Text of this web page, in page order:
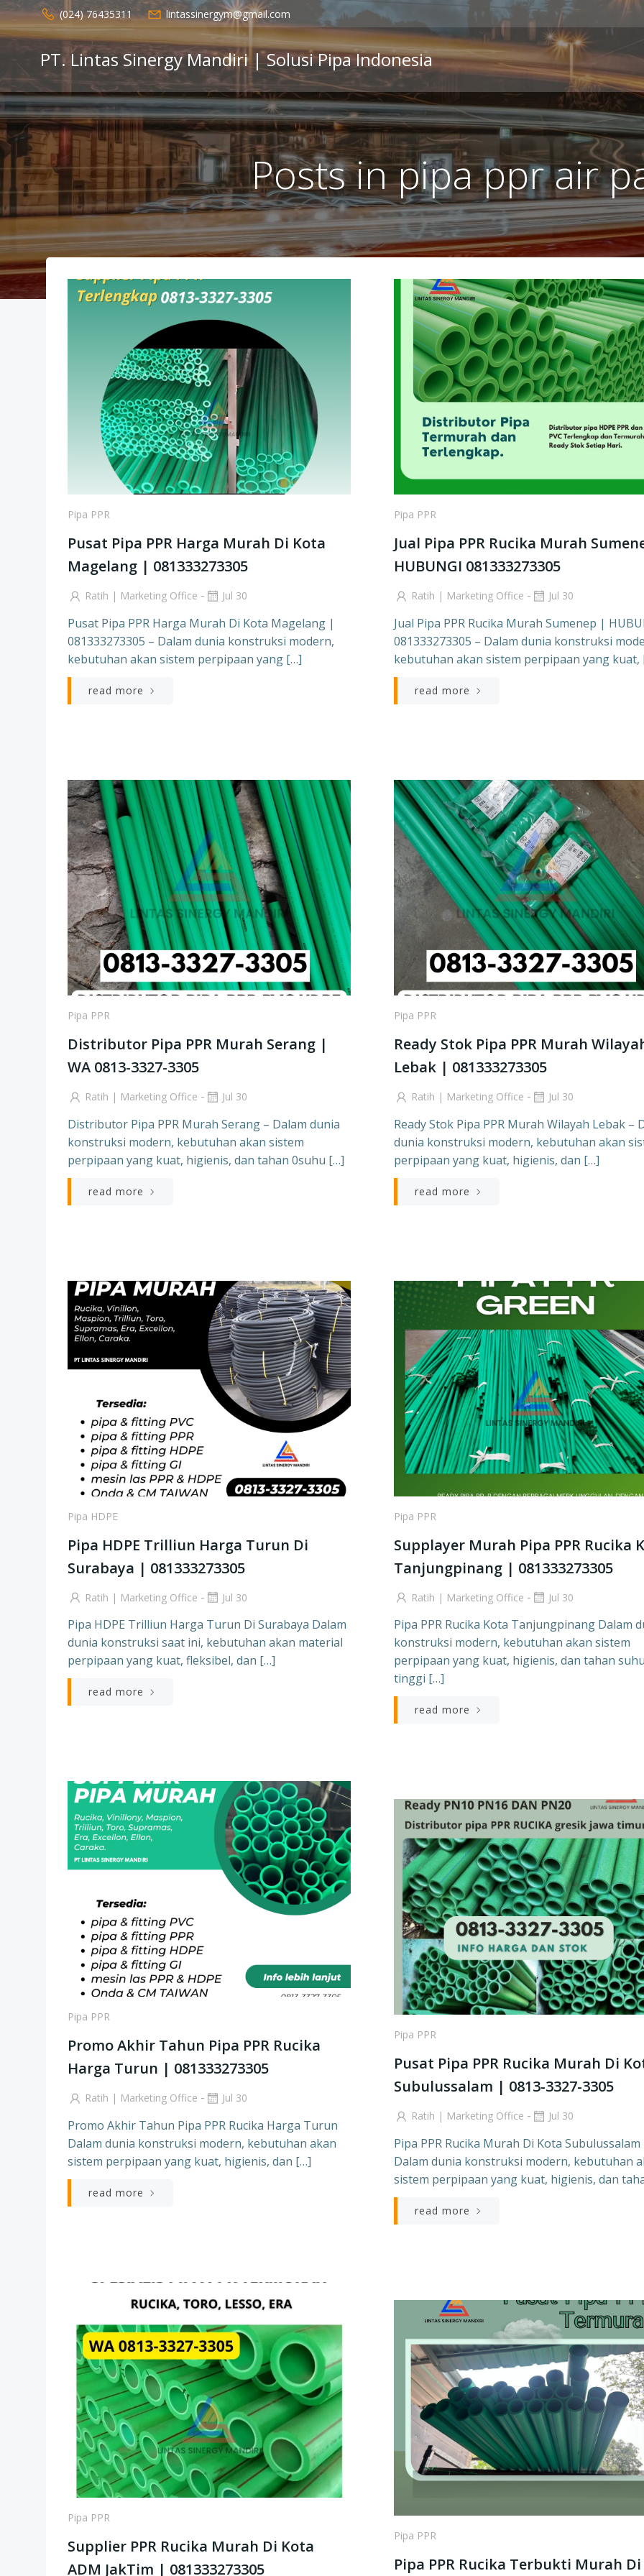
Skip
to
content
(024) 76435311 lintassinergym@gmail.com
PT. Lintas Sinergy Mandiri | Solusi Pipa Indonesia
Posts in pipa ppr air
Pipa PPR
Pusat Pipa PPR Harga Murah Di Kota
Magelang | 081333273305
Ratih | Marketing Office - Jul 30
Pusat Pipa PPR Harga Murah Di Kota Magelang |
081333273305 – Dalam dunia konstruksi modern,
kebutuhan akan sistem perpipaan yang […]
read more
Pipa PPR
Jual Pipa PPR Rucika Murah
HUBUNGI 081333273305
Ratih | Marketing Office - Jul 30
Jual Pipa PPR Rucika Murah Sumenep |
081333273305 – Dalam dunia konstruksi
kebutuhan akan sistem perpipaan yang
read more
Pipa PPR
Distributor Pipa PPR Murah Serang |
WA 0813-3327-3305
Ratih | Marketing Office - Jul 30
Distributor Pipa PPR Murah Serang – Dalam dunia
konstruksi modern, kebutuhan akan sistem
perpipaan yang kuat, higienis, dan tahan 0suhu […]
read more
Pipa PPR
Ready Stok Pipa PPR Murah
Lebak | 081333273305
Ratih | Marketing Office - Jul 30
Ready Stok Pipa PPR Murah Wilayah Lebak –
dunia konstruksi modern, kebutuhan akan
perpipaan yang kuat, higienis, dan […]
read more
Pipa HDPE
Pipa HDPE Trilliun Harga Turun Di
Surabaya | 081333273305
Ratih | Marketing Office - Jul 30
Pipa HDPE Trilliun Harga Turun Di Surabaya Dalam
dunia konstruksi saat ini, kebutuhan akan material
perpipaan yang kuat, fleksibel, dan […]
read more
Pipa PPR
Supplayer Murah Pipa PPR Rucika
Tanjungpinang | 081333273305
Ratih | Marketing Office - Jul 30
Pipa PPR Rucika Kota Tanjungpinang Dalam
konstruksi modern, kebutuhan akan sistem
perpipaan yang kuat, higienis, dan tahan
tinggi […]
read more
Pipa PPR
Promo Akhir Tahun Pipa PPR Rucika
Harga Turun | 081333273305
Ratih | Marketing Office - Jul 30
Promo Akhir Tahun Pipa PPR Rucika Harga Turun
Dalam dunia konstruksi modern, kebutuhan akan
sistem perpipaan yang kuat, higienis, dan […]
read more
Pipa PPR
Pusat Pipa PPR Rucika Murah Di
Subulussalam | 0813-3327-3305
Ratih | Marketing Office - Jul 30
Pipa PPR Rucika Murah Di Kota Subulussalam
Dalam dunia konstruksi modern, kebutuhan
sistem perpipaan yang kuat, higienis, dan
read more
Pipa PPR
Supplier PPR Rucika Murah Di Kota
ADM JakTim | 081333273305
Pipa PPR
Pipa PPR Rucika Terbukti Murah Di